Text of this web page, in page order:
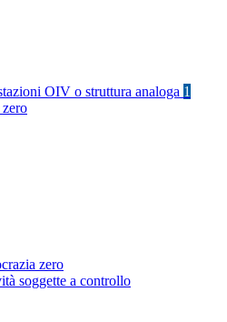
OIV o struttura analoga 1
zero
soggette a controllo